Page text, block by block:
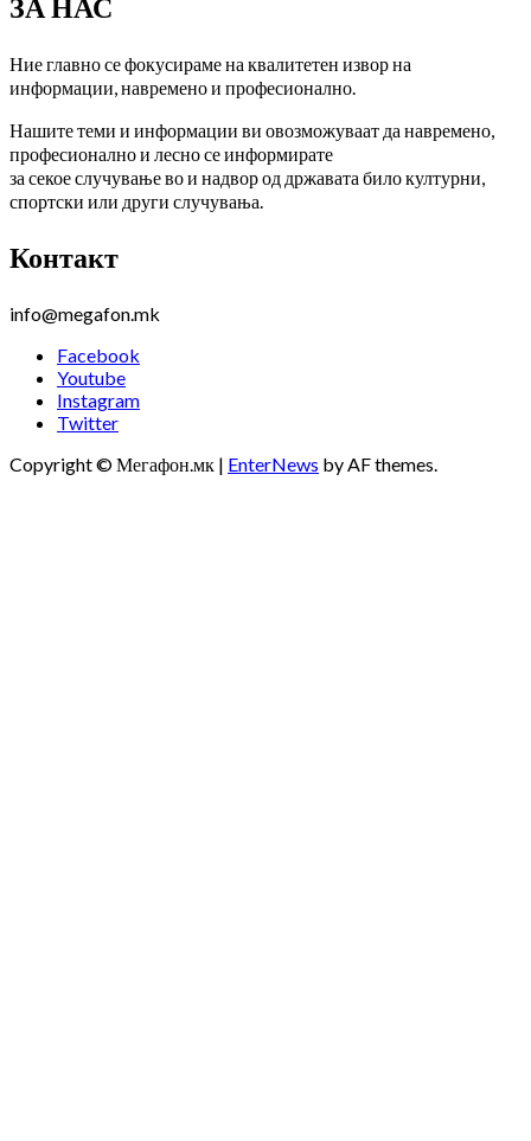
Ние главно се фокусираме на квалитетен извор на
информации, навремено и професионално.
Нашите теми и информации ви овозможуваат да навремено,
професионално и лесно се информирате
за секое случување во и надвор од државата било културни,
спортски или други случувања.
Контакт
info@megafon.mk
Facebook
Youtube
Instagram
Twitter
Copyright © Мегафон.мк | EnterNews by AF themes.